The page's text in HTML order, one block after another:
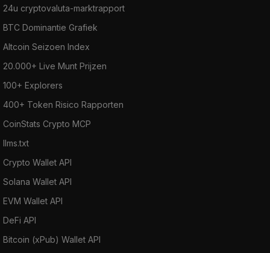
24u cryptovaluta-marktrapport
BTC Dominantie Grafiek
Altcoin Seizoen Index
20.000+ Live Munt Prijzen
100+ Explorers
400+ Token Risico Rapporten
CoinStats Crypto MCP
llms.txt
Crypto Wallet API
Solana Wallet API
EVM Wallet API
DeFi API
Bitcoin (xPub) Wallet API